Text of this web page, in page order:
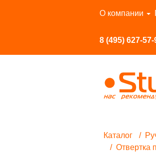
О компании
8 (495) 627-57-
Перейти в
Каталог
Отвертка